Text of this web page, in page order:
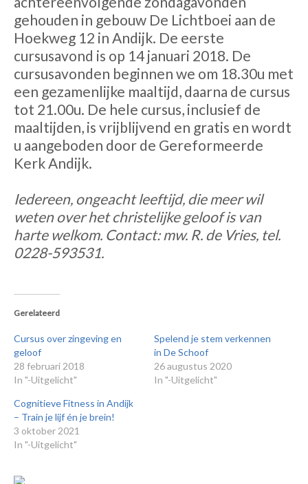
gehouden in gebouw De Lichtboei aan de
Hoekweg 12 in Andijk. De eerste
cursusavond is op 14 januari 2018. De
cursusavonden beginnen we om 18.30u met
een gezamenlijke maaltijd, daarna de cursus
tot 21.00u. De hele cursus, inclusief de
maaltijden, is vrijblijvend en gratis en wordt
u aangeboden door de Gereformeerde
Kerk Andijk.
Iedereen, ongeacht leeftijd, die meer wil
weten over het christelijke geloof is van
harte welkom. Contact: mw. R. de Vries, tel.
0228-593531.
Gerelateerd
Cursus over zingeving en
geloof
28 februari 2018
In "-Uitgelicht"
Spelend je stem verkennen
in De Schoof
26 augustus 2020
In "-Uitgelicht"
Cognitieve Fitness in Andijk
– Train je lijf én je brein!
3 oktober 2021
In "-Uitgelicht"